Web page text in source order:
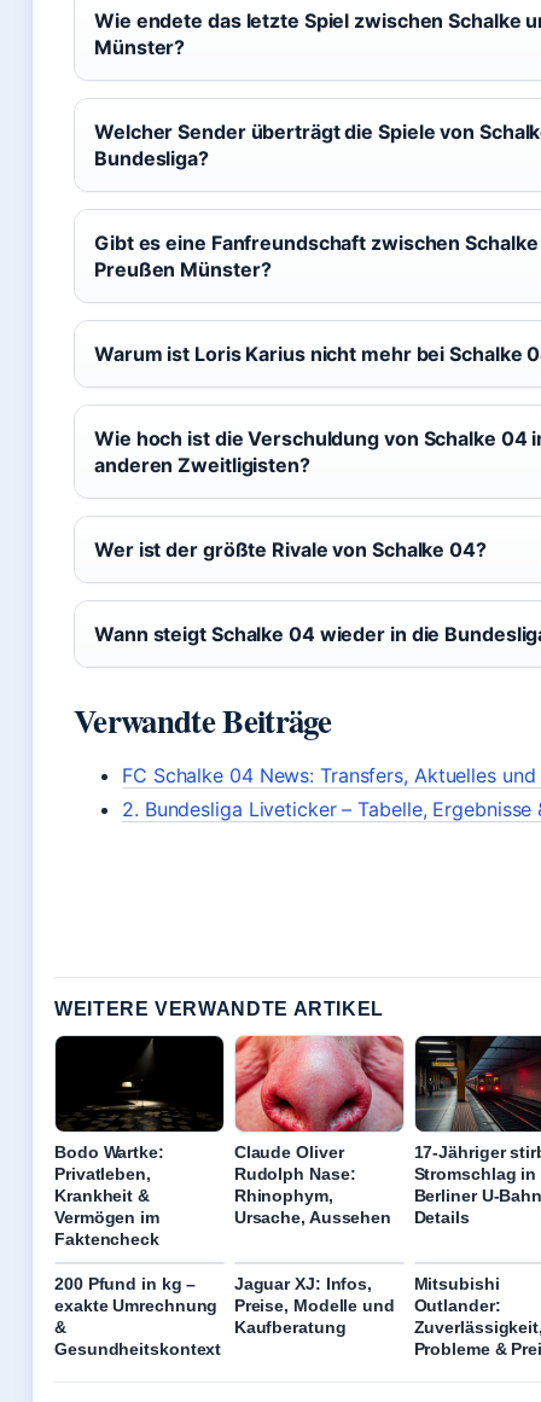
Wie endete das letzte Spiel zwischen Schalke
Münster?
Welcher Sender überträgt die Spiele von
Bundesliga?
Gibt es eine Fanfreundschaft zwischen
Preußen Münster?
Warum ist Loris Karius nicht mehr bei Schalke
Wie hoch ist die Verschuldung von Schalke 04
anderen Zweitligisten?
Wer ist der größte Rivale von Schalke 04?
Wann steigt Schalke 04 wieder in die
Verwandte Beiträge
FC Schalke 04 News: Transfers, Aktuelles
2. Bundesliga Liveticker – Tabelle, Ergebnisse
WEITERE VERWANDTE ARTIKEL
Bodo Wartke:
Privatleben,
Krankheit &
Vermögen im
Faktencheck
Claude Oliver
Rudolph Nase:
Rhinophym,
Ursache, Aussehen
17-Jähriger
Stromschlag in
Berliner U-
Details
200 Pfund in kg –
exakte Umrechnung
&
Gesundheitskontext
Jaguar XJ: Infos,
Preise, Modelle und
Kaufberatung
Mitsubishi
Outlander:
Probleme &